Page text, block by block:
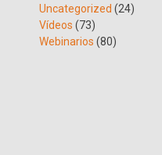
Uncategorized (24)
Vídeos (73)
Webinarios (80)